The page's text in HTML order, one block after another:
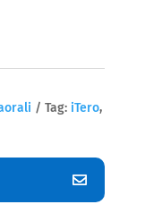
Tag: iTero,